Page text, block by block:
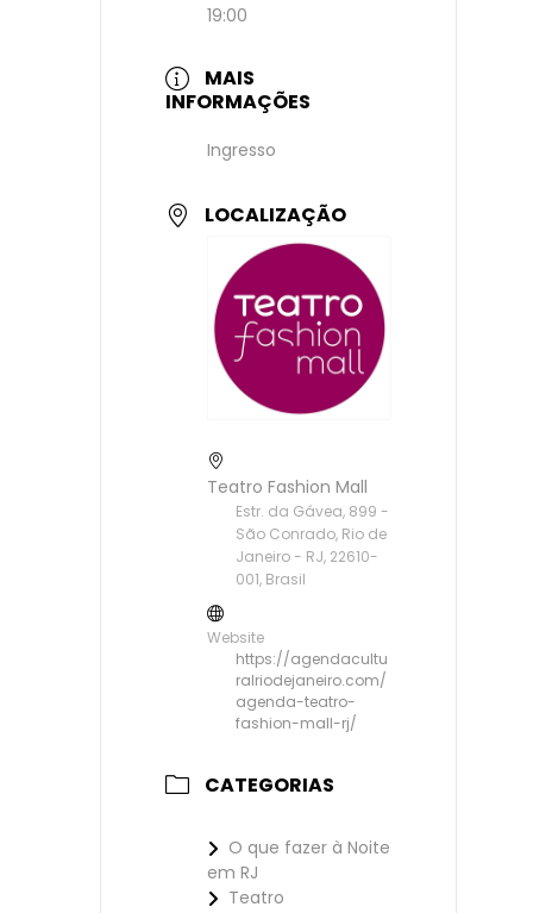
19:00
MAIS
INFORMAÇÕES
Ingresso
LOCALIZAÇÃO
Teatro Fashion Mall
Estr. da Gávea, 899 -
São Conrado, Rio de
Janeiro - RJ, 22610-
001, Brasil
Website
https://agendacultu
ralriodejaneiro.com/
agenda-teatro-
fashion-mall-rj/
CATEGORIAS
O que fazer à Noite
em RJ
Teatro